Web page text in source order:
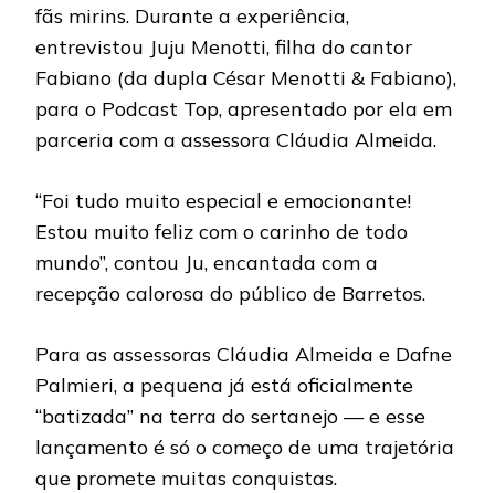
fãs mirins. Durante a experiência,
entrevistou Juju Menotti, filha do cantor
Fabiano (da dupla César Menotti & Fabiano),
para o Podcast Top, apresentado por ela em
parceria com a assessora Cláudia Almeida.
“Foi tudo muito especial e emocionante!
Estou muito feliz com o carinho de todo
mundo”, contou Ju, encantada com a
recepção calorosa do público de Barretos.
Para as assessoras Cláudia Almeida e Dafne
Palmieri, a pequena já está oficialmente
“batizada” na terra do sertanejo — e esse
lançamento é só o começo de uma trajetória
que promete muitas conquistas.